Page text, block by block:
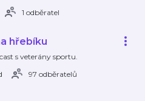
1 odběratel
hřebíku
s veterány sportu.
97 odběratelů